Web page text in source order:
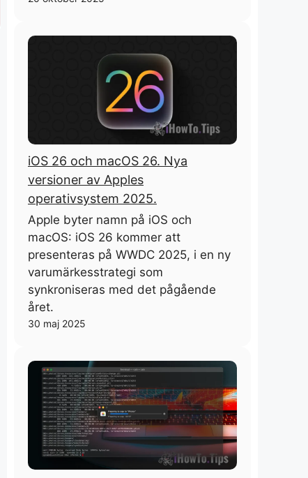
iOS 26 och macOS 26. Nya
versioner av Apples
operativsystem 2025.
Apple byter namn på iOS och
macOS: iOS 26 kommer att
presenteras på WWDC 2025, i en ny
varumärkesstrategi som
synkroniseras med det pågående
året.
30 maj 2025